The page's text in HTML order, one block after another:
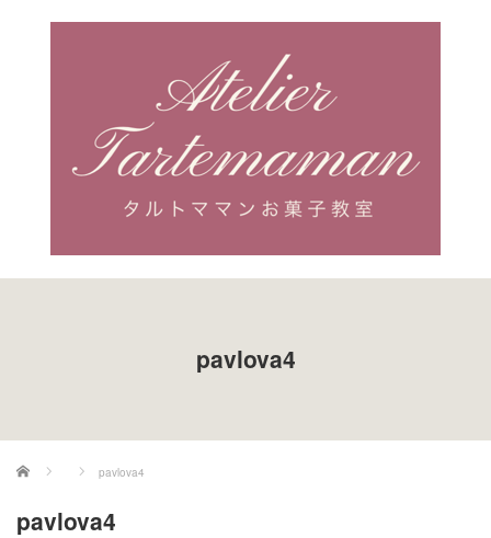
pavlova4
ホーム pavlova4
pavlova4